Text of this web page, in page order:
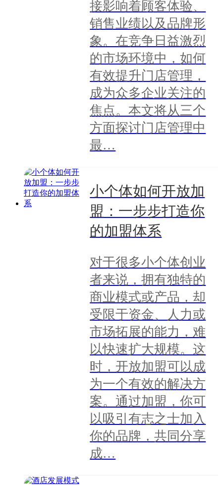
接影响着顾客体验、
销售业绩以及品牌形
象。在竞争日益激烈
的市场环境中，如何
有效提升门店管理，
成为众多企业关注的
焦点。本文将从三个
方面探讨门店管理中
最…
小个体如何开放加
盟：一步步打造你
的加盟体系
对于很多小个体创业
者来说，拥有独特的
商业模式或产品，却
受限于资金、人力或
市场拓展的能力，难
以快速扩大规模。这
时，开放加盟可以成
为一个有效的解决方
案。通过加盟，你可
以吸引有志之士加入
你的品牌，共同分享
成…